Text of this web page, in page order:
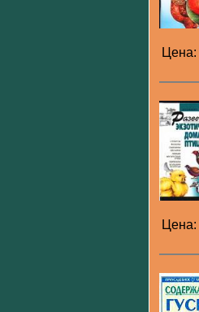
Цена:
Цена: